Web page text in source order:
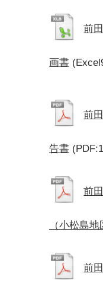
前
画書
前
告書
前
（小松島地
前